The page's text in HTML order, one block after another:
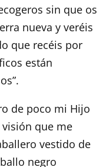
sin que os
nueva y veréis
que recéis por
están
de poco mi Hijo
visión que me
vestido de
negro